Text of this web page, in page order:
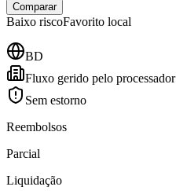
Comparar
Baixo riscoFavorito local
BD
Fluxo gerido pelo processador
Sem estorno
Reembolsos
Parcial
Liquidação